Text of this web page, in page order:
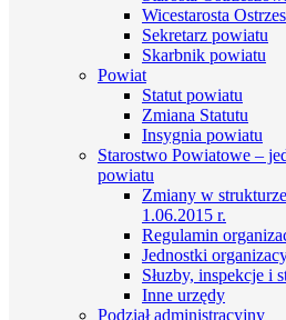
Wicestarosta
Sekretarz powiatu
Skarbnik powiatu
Powiat
Statut powiatu
Zmiana Statutu
Insygnia powiatu
Starostwo Powiatowe –
powiatu
Zmiany w
1.06.2015 r.
Regulamin
Jednostki
Słuzby, inspekcje i
Inne urzędy
Podział administracyjny